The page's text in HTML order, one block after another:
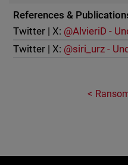
References &
Twitter | X: @AlvieriD -
Twitter | X: @siri_urz -